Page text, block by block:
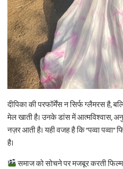
दीपिका की परफॉर्मेंस न सिर्फ ग्लैमरस है,
मेल खाती है। उनके डांस में आत्मविश्वास,
नज़र आती है। यही वजह है कि “पव्वा
है।
समाज को सोचने पर मजबूर करती फिल्म